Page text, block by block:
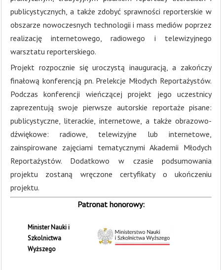
publicystycznych, a także zdobyć sprawności reporterskie w
obszarze nowoczesnych technologii i mass mediów poprzez
realizację internetowego, radiowego i telewizyjnego
warsztatu reporterskiego.
Projekt rozpocznie się uroczystą inauguracją, a zakończy
finałową konferencją pn. Prelekcje Młodych Reportażystów.
Podczas konferencji wieńczącej projekt jego uczestnicy
zaprezentują swoje pierwsze autorskie reportaże pisane:
publicystyczne, literackie, internetowe, a także obrazowo-
dźwiękowe: radiowe, telewizyjne lub internetowe,
zainspirowane zajęciami tematycznymi Akademii Młodych
Reportażystów. Dodatkowo w czasie podsumowania
projektu zostaną wręczone certyfikaty o ukończeniu
projektu.
Patronat honorowy:
Minister Nauki i
Szkolnictwa
Wyższego